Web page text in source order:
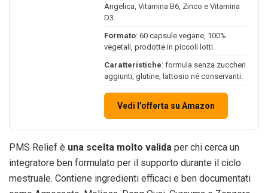
Angelica, Vitamina B6, Zinco e Vitamina
D3.
Formato: 60 capsule vegane, 100%
vegetali, prodotte in piccoli lotti.
Caratteristiche: formula senza zuccheri
aggiunti, glutine, lattosio né conservanti.
Vedi l’offerta su Amazon
PMS Relief è una scelta molto valida per chi cerca un
integratore ben formulato per il supporto durante il ciclo
mestruale. Contiene ingredienti efficaci e ben documentati